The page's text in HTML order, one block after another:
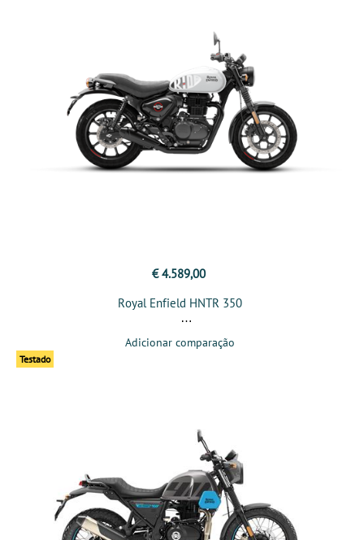
€ 4.589,00
Royal Enfield HNTR 350
Adicionar comparação
Testado